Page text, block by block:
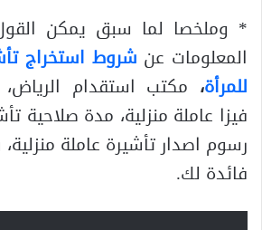
* وملخصا لما سبق يمكن
المعلومات عن شروط استخراج
للمرأة، مكتب استقدام
فيزا عاملة منزلية، مدة صلاحية
رسوم اصدار تأشيرة عاملة
فائدة لك.